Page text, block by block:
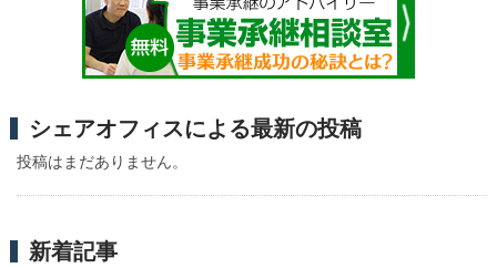
シェアオフィスによる最新の投稿
投稿はまだありません。
新着記事